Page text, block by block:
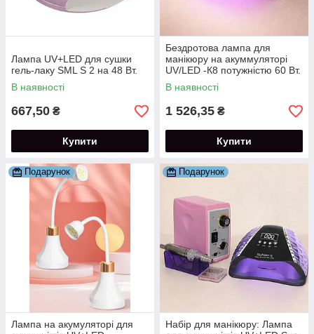
Лампа UV+LED для сушки
гель-лаку SML S 2 на 48 Вт.
В наявності
667,50 ₴
Купити
Бездротова лампа для
манікюру на акуммуляторі
UV/LED -К8 потужністю 60 Вт.
(2600 mAh)
В наявності
1 526,35 ₴
Купити
Подарунок
Лампа на акумуляторі для
Подарунок
Набір для манікюру: Лампа